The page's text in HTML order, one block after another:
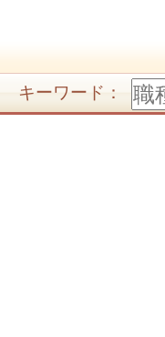
キーワード：